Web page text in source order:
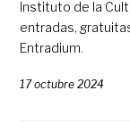
Instituto de la
entradas,
Entradium.
17 octubre 2024